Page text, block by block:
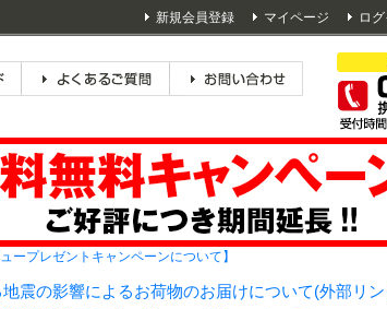
新規会員登録 マイページ ロ
ュープレゼントキャンペーンについて】
震の影響によるお荷物のお届けについて(外部リ